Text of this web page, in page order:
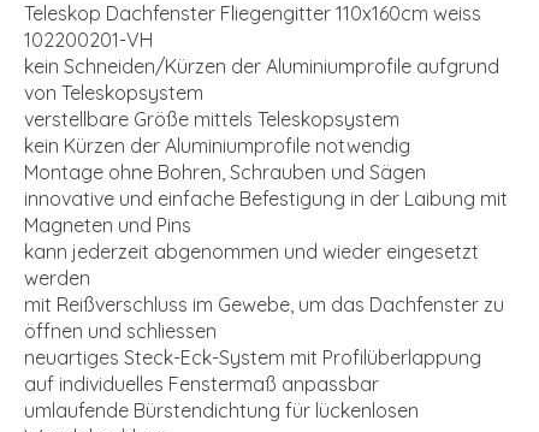
Teleskop Dachfenster Fliegengitter 110x160cm weiss
102200201-VH
kein Schneiden/Kürzen der Aluminiumprofile aufgrund
von Teleskopsystem
verstellbare Größe mittels Teleskopsystem
kein Kürzen der Aluminiumprofile notwendig
Montage ohne Bohren, Schrauben und Sägen
innovative und einfache Befestigung in der Laibung mit
Magneten und Pins
kann jederzeit abgenommen und wieder eingesetzt
werden
mit Reißverschluss im Gewebe, um das Dachfenster zu
öffnen und schliessen
neuartiges Steck-Eck-System mit Profilüberlappung
auf individuelles Fenstermaß anpassbar
umlaufende Bürstendichtung für lückenlosen